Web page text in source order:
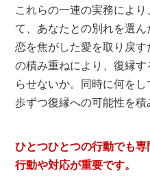
これらの一連の実務によ
て、あなたとの別れを選ん
恋を焦がした愛を取り戻
の積み重ねにより、復縁
らせないか。同時に何を
歩ずつ復縁への可能性を積
ひとつひとつの行動でも
行動や対応が重要です。